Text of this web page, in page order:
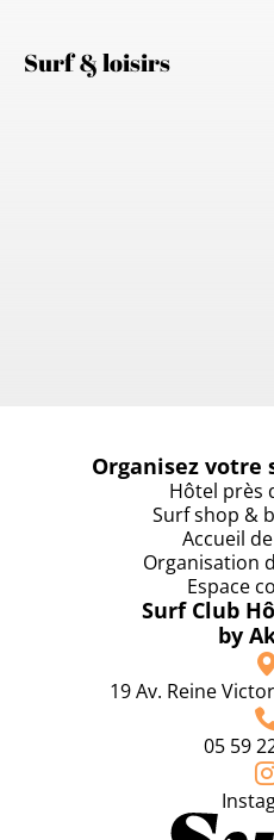
Surf & loisirs
Organisez
Hôtel près
Surf shop &
Accueil
Organisation
Espace
Surf Club
by
19 Av. Reine
05 59